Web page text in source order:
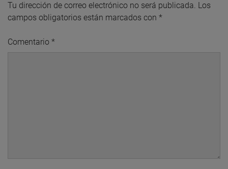
Tu dirección de correo electrónico no será publicada. Los
campos obligatorios están marcados con *
Comentario *